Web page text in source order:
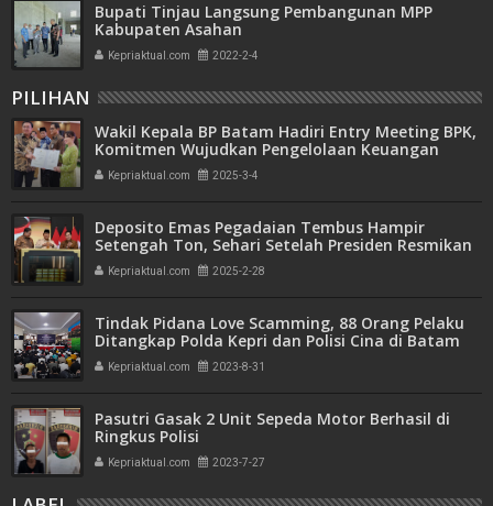
Bupati Tinjau Langsung Pembangunan MPP
Kabupaten Asahan
Kepriaktual.com 2022-2-4
PILIHAN
Wakil Kepala BP Batam Hadiri Entry Meeting BPK,
Komitmen Wujudkan Pengelolaan Keuangan
Transparan dan Akuntabel
Kepriaktual.com 2025-3-4
Deposito Emas Pegadaian Tembus Hampir
Setengah Ton, Sehari Setelah Presiden Resmikan
Bank Emas
Kepriaktual.com 2025-2-28
Tindak Pidana Love Scamming, 88 Orang Pelaku
Ditangkap Polda Kepri dan Polisi Cina di Batam
Kepriaktual.com 2023-8-31
Pasutri Gasak 2 Unit Sepeda Motor Berhasil di
Ringkus Polisi
Kepriaktual.com 2023-7-27